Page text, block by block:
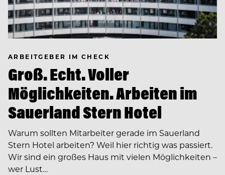
ARBEITGEBER IM CHECK
Groß. Echt. Voller
Möglichkeiten. Arbeiten im
Sauerland Stern Hotel
Warum sollten Mitarbeiter gerade im Sauerland
Stern Hotel arbeiten? Weil hier richtig was passiert.
Wir sind ein großes Haus mit vielen Möglichkeiten –
wer Lust…